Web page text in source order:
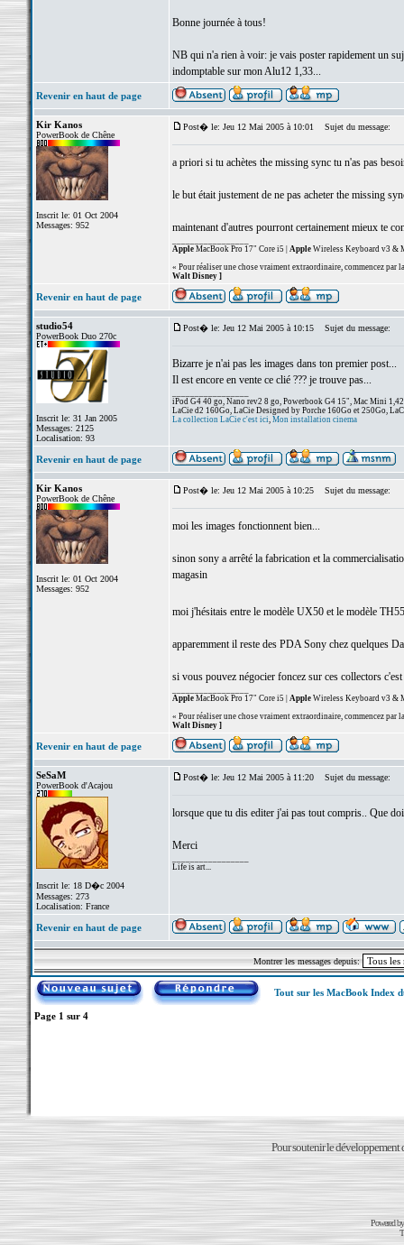
Bonne journée à tous!
NB qui n'a rien à voir: je vais poster rapidement un
indomptable sur mon Alu12 1,33...
Revenir en haut de page
Kir Kanos
PowerBook de Chêne
Inscrit le: 01 Oct 2004
Messages: 952
Post� le: Jeu 12 Mai 2005 à 10:01 Sujet du message:
a priori si tu achètes the missing sync tu n'as pas
le but était justement de ne pas acheter the missing
maintenant d'autres pourront certainement mieux te
AppleMacBook Pro 17" Core i5 | AppleWireless Keyboard v3 &
« Pour réaliser une chose vraiment extraordinaire, commencez
Walt Disney ]
Revenir en haut de page
studio54
PowerBook Duo 270c
Inscrit le: 31 Jan 2005
Messages: 2125
Localisation: 93
Post� le: Jeu 12 Mai 2005 à 10:15 Sujet du message:
Bizarre je n'ai pas les images dans ton premier post...
Il est encore en vente ce clié ??? je trouve pas...
iPod G4 40 go, Nano rev2 8 go, Powerbook G4 15", Mac Mini
LaCie d2 160Go, LaCie Designed by Porche 160Go et 250Go,
La collection LaCie c'est ici, Mon installation cinema
Revenir en haut de page
Kir Kanos
PowerBook de Chêne
Inscrit le: 01 Oct 2004
Messages: 952
Post� le: Jeu 12 Mai 2005 à 10:25 Sujet du message:
moi les images fonctionnent bien...
sinon sony a arrêté la fabrication et la
magasin
moi j'hésitais entre le modèle UX50 et le modèle
apparemment il reste des PDA Sony chez quelques
si vous pouvez négocier foncez sur ces collectors
AppleMacBook Pro 17" Core i5 | AppleWireless Keyboard v3 &
« Pour réaliser une chose vraiment extraordinaire, commencez
Walt Disney ]
Revenir en haut de page
SeSaM
PowerBook d'Acajou
Inscrit le: 18 D�c 2004
Messages: 273
Localisation: France
Post� le: Jeu 12 Mai 2005 à 11:20 Sujet du message:
lorsque que tu dis editer j'ai pas tout compris.. Que
Merci
Life is art...
Revenir en haut de page
Montrer les messages depuis:
Tout sur les MacBook Index
Page 1 sur 4
Pour soutenir le développement
Powered